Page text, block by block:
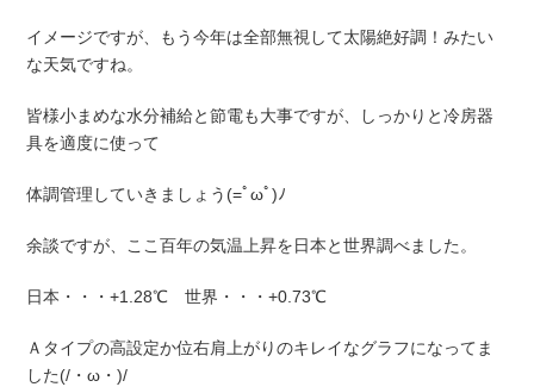
イメージですが、もう今年は全部無視して太陽絶好調！みたい
な天気ですね。
皆様小まめな水分補給と節電も大事ですが、しっかりと冷房器
具を適度に使って
体調管理していきましょう(=ﾟωﾟ)ﾉ
余談ですが、ここ百年の気温上昇を日本と世界調べました。
日本・・・+1.28℃ 世界・・・+0.73℃
Ａタイプの高設定か位右肩上がりのキレイなグラフになってま
した(/・ω・)/